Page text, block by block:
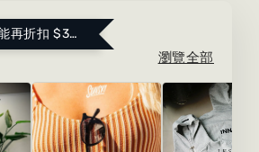
加購指定衣物就能再折扣 $300 ！點這裡看更多～
瀏覽全部